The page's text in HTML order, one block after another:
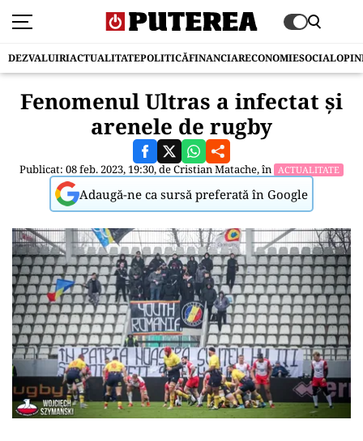
DEZVALUIRIACTUALITATEPOLITICĂFINANCIARECONOMIESOCIAL
Fenomenul Ultras a infectat și
arenele de rugby
Publicat: 08 feb. 2023, 19:30, deCristian Matache, în ACTUALITATE
Adaugă-ne ca sursă preferată în Google